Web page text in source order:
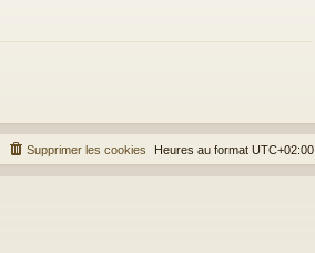
Heures au format UTC+02:00
Supprimer les cookies